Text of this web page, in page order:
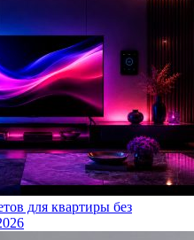
для квартиры без